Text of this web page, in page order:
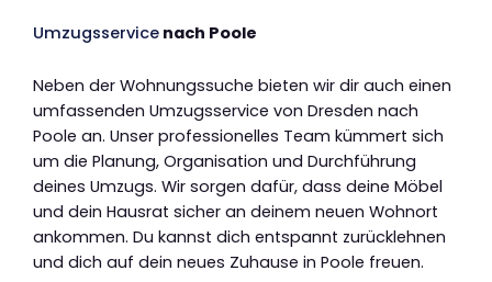
Umzugsservice nach Poole
Neben der Wohnungssuche bieten wir dir auch einen
umfassenden Umzugsservice von Dresden nach
Poole an. Unser professionelles Team kümmert sich
um die Planung, Organisation und Durchführung
deines Umzugs. Wir sorgen dafür, dass deine Möbel
und dein Hausrat sicher an deinem neuen Wohnort
ankommen. Du kannst dich entspannt zurücklehnen
und dich auf dein neues Zuhause in Poole freuen.